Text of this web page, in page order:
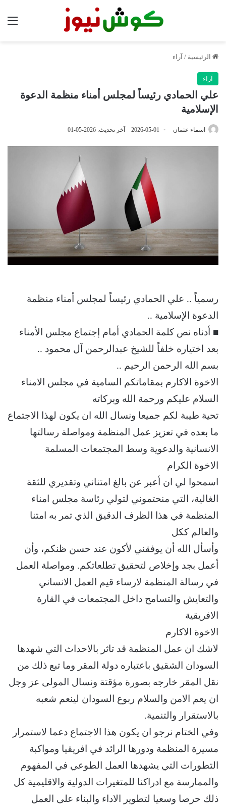
الرئيسية / آراء
آراء
علي الحمادي رئيساً لمجلس أمناء منظمة الدعوة
الإسلامية
اسماء عثمان 2026-05-01 آخر تحديث: 2026-05-01
رسمياً .. علي الحمادي رئيساً لمجلس أمناء منظمة
الدعوة الإسلامية ..
■ أدناه نص كلمة الحمادي أمام إجتماع مجلس الأمناء
بعد اختياره خلفاً للشيخ عبدالرحمن آل محمود ..
بسم الله الرحمن الرحيم ..
الاخوة الاكارم بمقاماتكم السامية في مجلس الامناء
السلام عليكم ورحمة الله وبركاته
تحية طيبة لكم جميعا ونسال الله ان يكون لهذا الاجتماع
ما بعده في تعزيز عمل المنظمة ومواصلة رسالتها
الانسانية والدعوية وسط المجتمعات المسلمة
الاخوة الكرام
اسمحوا لي ان أعبر عن بالغ امتناني وتقديري للثقة
الغالية، التي منحتموني لتولي رئاسة مجلس امناء
المنظمة في هذا الظرف الدقيق الذي تمر به امتنا
والعالم ككل
وأسأل الله أن يوفقني لأكون عند حسن ظنكم، وأن
أعمل بجد وإخلاص لتحقيق تطلعاتكم. ومواصلة العمل
في رسالة المنظمة لارساء قيم العمل الانساني
والتعايش والتسامح داخل المجتمعات في القارة
الافريقية
الاخوة الاكارم
لاشك ان عمل المنظمة قد تاثر بالاحداث التي شهدها
السودان الشقيق باعتباره دولة المقر وما تبع ذلك من
نقل المقر خارجه بصورة مؤقتة ونسال المولى عز وجل
ان يعم الامن والسلام ربوع السودان لينعم شعبه
بالاستقرار والتنمية.
وفي الختام نرجو ان يكون هذا الاجتماع دعما لاستمرار
مسيرة المنظمة ودورها الرائد في افريقيا ومواكبة
التطورات التي يشهدها العمل الطوعي في المفهوم
والممارسة مع ادراكنا للمتغيرات الدولية والاقليمية كل
ذلك حرصا وسعيا لتطوير الاداء والبناء على العمل